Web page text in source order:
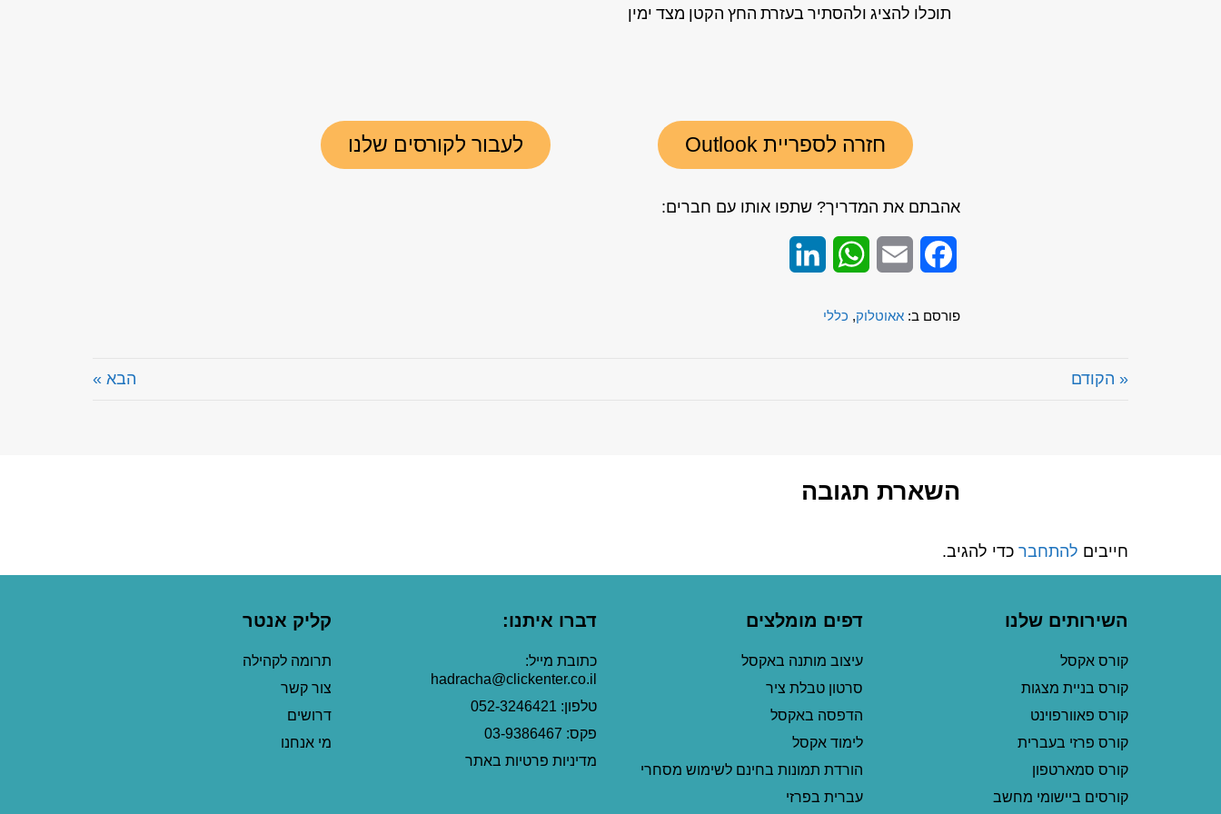
תוכלו להציג ולהסתיר בעזרת החץ הקטן מצד ימין
חזרה לספריית Outlook לעבור לקורסים שלנו
אהבתם את המדריך? שתפו אותו עם חברים:
Facebook
Email
WhatsApp
פורסם ב: אאוטלוק, כללי
« הקודם הבא »
השארת תגובה
חייבים להתחבר כדי להגיב.
השירותים שלנו
קורס אקסל
קורס בניית מצגות
קורס פאוורפוינט
קורס פרזי בעברית
קורס סמארטפון
קורסים ביישומי מחשב
דפים מומלצים
עיצוב מותנה באקסל
סרטון טבלת ציר
הדפסה באקסל
לימוד אקסל
הורדת תמונות בחינם לשימוש מסחרי
עברית בפרזי
דברו איתנו:
כתובת מייל:
hadracha@clickenter.co.il
טלפון: 052-3246421
פקס: 03-9386467
מדיניות פרטיות באתר
קליק אנטר
תרומה לקהילה
צור קשר
דרושים
מי אנחנו